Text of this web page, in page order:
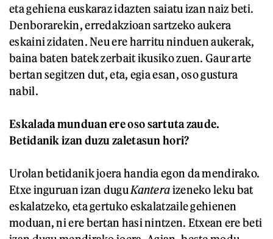
eta gehiena euskaraz idazten saiatu izan naiz beti.
Denborarekin, erredakzioan sartzeko aukera
eskaini zidaten. Neu ere harritu ninduen aukerak,
baina baten batek zerbait ikusiko zuen. Gaur arte
bertan segitzen dut, eta, egia esan, oso gustura
nabil.
Eskalada munduan ere oso sartuta zaude.
Betidanik izan duzu zaletasun hori?
Urolan betidanik joera handia egon da mendirako.
Etxe inguruan izan dugu Kanteraizeneko leku bat
eskalatzeko, eta gertuko eskalatzaile gehienen
moduan, ni ere bertan hasi nintzen. Etxean ere beti